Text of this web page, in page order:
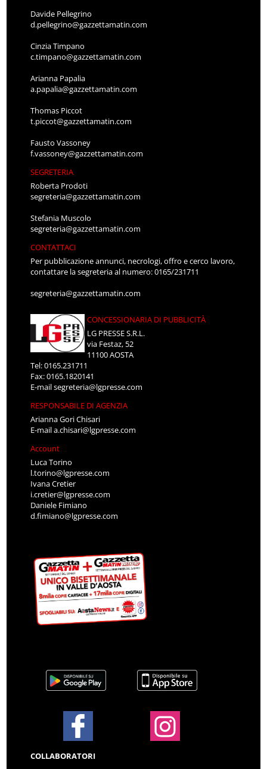
Davide Pellegrino
d.pellegrino@gazzettamatin.com
Cinzia Timpano
c.timpano@gazzettamatin.com
Arianna Papalia
a.papalia@gazzettamatin.com
Thomas Piccot
t.piccot@gazzettamatin.com
Fausto Vassoney
f.vassoney@gazzettamatin.com
SEGRETERIA
Roberta Prodoti
segreteria@gazzettamatin.com
Stefania Muscolo
segreteria@gazzettamatin.com
CONTATTACI
Per pubblicazione annunci, necrologi, offro e cerco lavoro,
contattare la segreteria al numero: 0165/231711
segreteria@gazzettamatin.com
CONCESSIONARIA DI PUBBLICITÀ
LG PRESSE S.R.L.
via Festaz, 52
11100 AOSTA
Tel: 0165.231711
Fax: 0165.1820141
E-mailsegreteria@lgpresse.com
RESPONSABILE DI AGENZIA
Arianna Gori Chisari
E-maila.chisari@lgpresse.com
Account
Luca Torino
l.torino@lgpresse.com
Ivana Cretier
i.cretier@lgpresse.com
Daniele Fimiano
d.fimiano@lgpresse.com
COLLABORATORI